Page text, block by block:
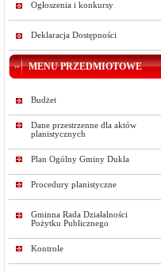
Ogłoszenia i konkursy
Deklaracja Dostępności
MENU PRZEDMIOTOWE
Budżet
Dane przestrzenne dla aktów
planistycznych
Plan Ogólny Gminy Dukla
Procedury planistyczne
Gminna Rada Działalności
Pożytku Publicznego
Kontrole